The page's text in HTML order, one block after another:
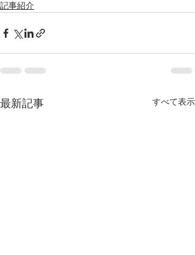
記事紹介
最新記事 すべて表示